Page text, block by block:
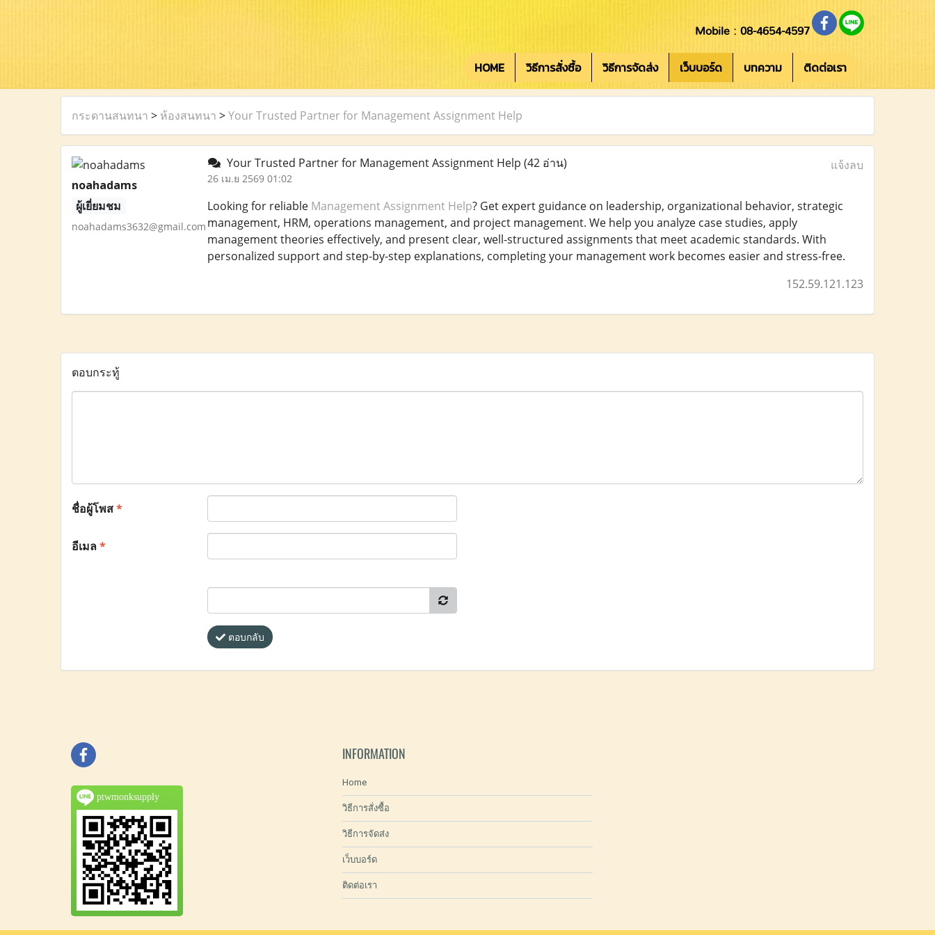
Mobile : 08-4654-4597
HOME วิธีการสั่งซื้อ วิธีการจัดส่ง เว็บบอร์ด บทความ ติดต่อเรา
กระดานสนทนา > ห้องสนทนา >Your Trusted Partner for Management Assignment Help
noahadams
ผู้เยี่ยมชม
noahadams3632@gmail.com
Your Trusted Partner for Management Assignment Help (42 อ่าน)
26 เม.ย 2569 01:02
แจ้งลบ
Looking for reliable Management Assignment Help? Get expert guidance on leadership, organizational behavior, strategic
management, HRM, operations management, and project management. We help you analyze case studies, apply
management theories effectively, and present clear, well-structured assignments that meet academic standards. With
personalized support and step-by-step explanations, completing your management work becomes easier and stress-free.
152.59.121.123
ตอบกระทู้
ชื่อผู้โพส*
อีเมล*
ตอบกลับ
ptwmonksupply
INFORMATION
Home
วิธีการสั่งซื้อ
วิธีการจัดส่ง
เว็บบอร์ด
ติดต่อเรา